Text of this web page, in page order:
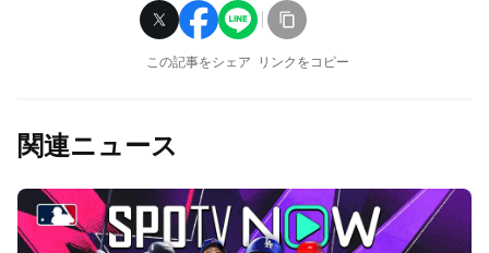
この記事をシェア リンクをコピー
関連ニュース